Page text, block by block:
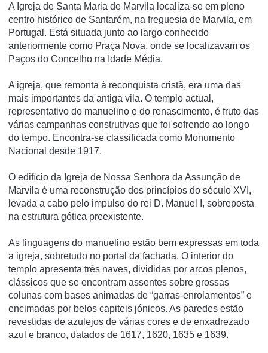
A Igreja de Santa Maria de Marvila localiza-se em pleno
centro histórico de Santarém, na freguesia de Marvila, em
Portugal. Está situada junto ao largo conhecido
anteriormente como Praça Nova, onde se localizavam os
Paços do Concelho na Idade Média.
A igreja, que remonta à reconquista cristã, era uma das
mais importantes da antiga vila. O templo actual,
representativo do manuelino e do renascimento, é fruto das
várias campanhas construtivas que foi sofrendo ao longo
do tempo. Encontra-se classificada como Monumento
Nacional desde 1917.
O edifício da Igreja de Nossa Senhora da Assunção de
Marvila é uma reconstrução dos princípios do século XVI,
levada a cabo pelo impulso do rei D. Manuel I, sobreposta
na estrutura gótica preexistente.
As linguagens do manuelino estão bem expressas em toda
a igreja, sobretudo no portal da fachada. O interior do
templo apresenta três naves, divididas por arcos plenos,
clássicos que se encontram assentes sobre grossas
colunas com bases animadas de “garras-enrolamentos” e
encimadas por belos capiteis jónicos. As paredes estão
revestidas de azulejos de várias cores e de enxadrezado
azul e branco, datados de 1617, 1620, 1635 e 1639.